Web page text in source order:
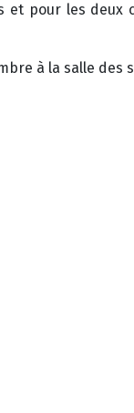
pour les deux
à la salle des